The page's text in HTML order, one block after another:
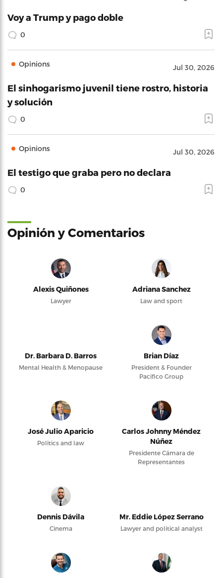
Voy a Trump y pago doble
0
Opinions Jul 30, 2026
El sinhogarismo juvenil tiene rostro, historia
y solución
0
Opinions Jul 30, 2026
El testigo que graba pero no declara
0
Opinión y Comentarios
Alexis Quiñones
Lawyer
Adriana Sanchez
Law and sport
Dr. Barbara D. Barros
Mental Health & Menopause
Brian Díaz
President & Founder
Pacifico Group
José Julio Aparicio
Politics and law
Carlos Johnny Méndez
Núñez
Presidente Cámara de
Representantes
Dennis Dávila
Cinema
Mr. Eddie López Serrano
Lawyer and political analyst